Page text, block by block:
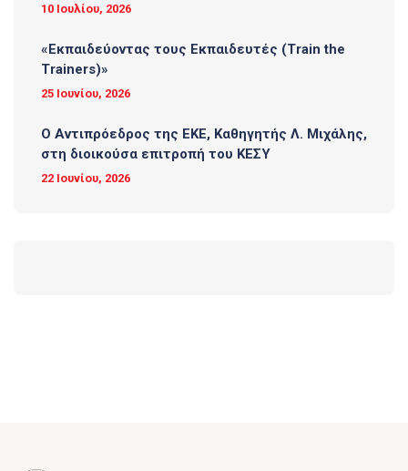
10 Ιουλίου, 2026
«Εκπαιδεύοντας τους Εκπαιδευτές (Τrain the
Trainers)»
25 Ιουνίου, 2026
O Αντιπρόεδρος της ΕΚΕ, Καθηγητής Λ. Μιχάλης,
στη διοικούσα επιτροπή του ΚΕΣΥ
22 Ιουνίου, 2026